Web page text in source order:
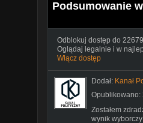
Podsumowanie
Odblokuj dostęp do
Oglądaj legalnie i w
Włącz dostęp
Dodał: Kanał
Opublikowano:
Zostałem
wynik